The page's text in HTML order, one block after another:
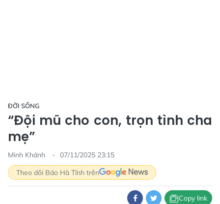
ĐỜI SỐNG
“Đội mũ cho con, trọn tình cha
mẹ”
Minh Khánh
07/11/2025 23:15
Theo dõi Báo Hà Tĩnh trên
Copy link